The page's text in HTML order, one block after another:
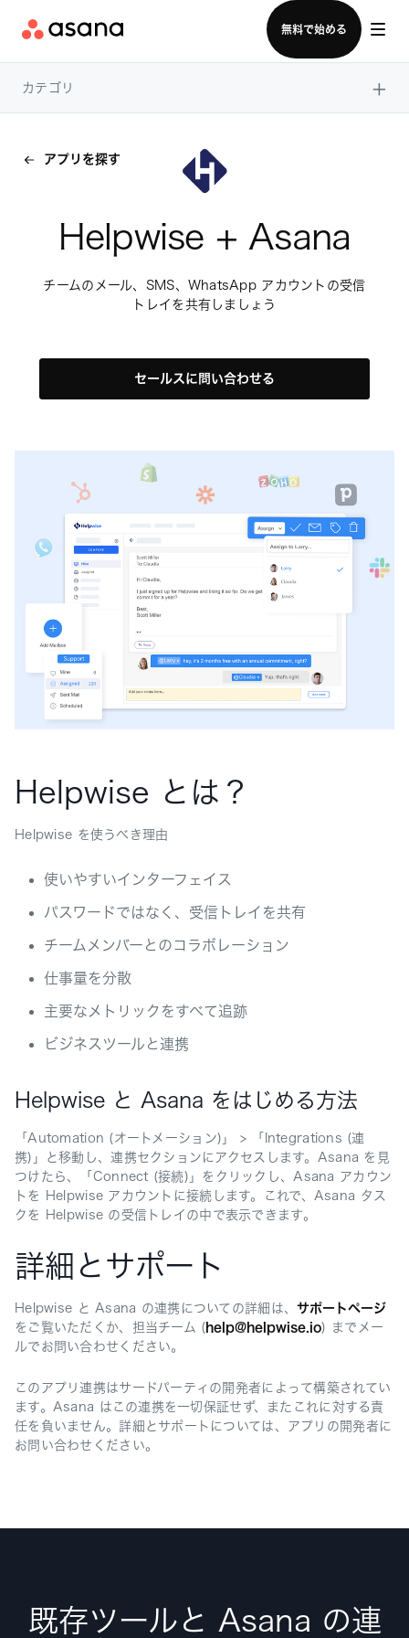
無料で始める
セールスチームに問い合わせる
カテゴリ ×
アプリを探す
Helpwise + Asana
チームのメール、SMS、WhatsApp アカウントの受信
トレイを共有しましょう
セールスに問い合わせる
Helpwise とは？
Helpwise を使うべき理由
使いやすいインターフェイス
パスワードではなく、受信トレイを共有
チームメンバーとのコラボレーション
仕事量を分散
主要なメトリックをすべて追跡
ビジネスツールと連携
Helpwise と Asana をはじめる方法
「Automation (オートメーション)」 > 「Integrations (連
携)」と移動し、連携セクションにアクセスします。Asana を見
つけたら、「Connect (接続)」をクリックし、Asana アカウン
トを Helpwise アカウントに接続します。これで、Asana タス
クを Helpwise の受信トレイの中で表示できます。
詳細とサポート
Helpwise と Asana の連携についての詳細は、サポートページ
をご覧いただくか、担当チーム ( help@helpwise.io) までメー
ルでお問い合わせください。
このアプリ連携はサードパーティの開発者によって構築されてい
ます。Asana はこの連携を一切保証せず、またこれに対する責
任を負いません。詳細とサポートについては、アプリの開発者に
お問い合わせください。
既存ツールと Asana の連